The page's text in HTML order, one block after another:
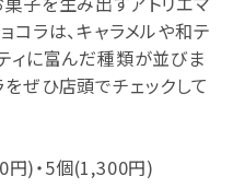
コラは、キャラメルや和テ
ィに富んだ種類が並びま
ぜひ店頭でチェックして
円)・5個(1,300円)